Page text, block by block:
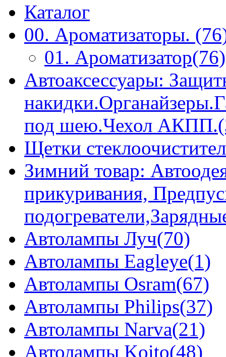
Каталог
00. Ароматизаторы.
01. Ароматизатор(76)
Автоаксессуары:
под шею.Чехол
Щетки
Зимний товар:
прикуривания,
Автолампы Луч(70)
Автолампы Eagleye(1)
Автолампы Osram(67)
Автолампы Philips(37)
Автолампы Narva(21)
Автолампы Koito(48)